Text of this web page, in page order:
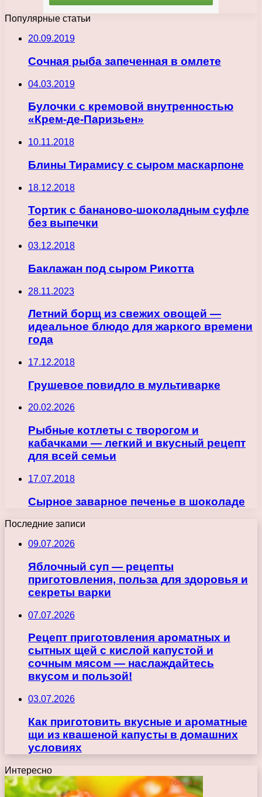
Популярные статьи
20.09.2019
Сочная рыба запеченная в омлете
04.03.2019
Булочки с кремовой внутренностью
«Крем-де-Паризьен»
10.11.2018
Блины Тирамису с сыром маскарпоне
18.12.2018
Тортик с бананово-шоколадным суфле
без выпечки
03.12.2018
Баклажан под сыром Рикотта
28.11.2023
Летний борщ из свежих овощей —
идеальное блюдо для жаркого времени
года
17.12.2018
Грушевое повидло в мультиварке
20.02.2026
Рыбные котлеты с творогом и
кабачками — легкий и вкусный рецепт
для всей семьи
17.07.2018
Сырное заварное печенье в шоколаде
Последние записи
09.07.2026
Яблочный суп — рецепты
приготовления, польза для здоровья и
секреты варки
07.07.2026
Рецепт приготовления ароматных и
сытных щей с кислой капустой и
сочным мясом — наслаждайтесь
вкусом и пользой!
03.07.2026
Как приготовить вкусные и ароматные
щи из квашеной капусты в домашних
условиях
Интересно